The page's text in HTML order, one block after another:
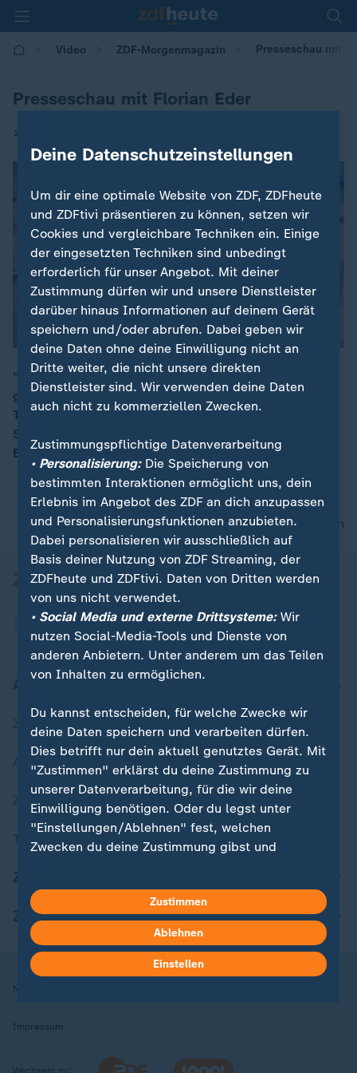
Video ZDF-Morgenmagazin Presseschau mit
Presseschau mit Florian Eder
18.08.2025 | 05:30
00:15
"Wenn Wirtschaft gegen Lebensqualität steht, dann
gewinnt oft die Wirtschaft, also die große
Tourismusindustrie", so Florian Eder von der
Süddeutschen Zeitung zur steigenden Tourismus-
Belastung.
nach oben
Zuletzt veröffentlicht
Aktuelle Sendungs-Videos
ZDFheute Stories
Themen im Überblick
ZDFheute Apps
Nutzungsbedingungen
Impressum
Wechseln zu:
Deine Datenschutzeinstellungen
Um dir eine optimale Website von ZDF, ZDFheute
und ZDFtivi präsentieren zu können, setzen wir
Cookies und vergleichbare Techniken ein. Einige
der eingesetzten Techniken sind unbedingt
erforderlich für unser Angebot. Mit deiner
Zustimmung dürfen wir und unsere Dienstleister
darüber hinaus Informationen auf deinem Gerät
speichern und/oder abrufen. Dabei geben wir
deine Daten ohne deine Einwilligung nicht an
Dritte weiter, die nicht unsere direkten
Dienstleister sind. Wir verwenden deine Daten
auch nicht zu kommerziellen Zwecken.
Zustimmungspflichtige Datenverarbeitung
• Personalisierung:Die Speicherung von
bestimmten Interaktionen ermöglicht uns, dein
Erlebnis im Angebot des ZDF an dich anzupassen
und Personalisierungsfunktionen anzubieten.
Dabei personalisieren wir ausschließlich auf
Basis deiner Nutzung von ZDF Streaming, der
ZDFheute und ZDFtivi. Daten von Dritten werden
von uns nicht verwendet.
• Social Media und externe Drittsysteme:Wir
nutzen Social-Media-Tools und Dienste von
anderen Anbietern. Unter anderem um das Teilen
von Inhalten zu ermöglichen.
Du kannst entscheiden, für welche Zwecke wir
deine Daten speichern und verarbeiten dürfen.
Dies betrifft nur dein aktuell genutztes Gerät. Mit
"Zustimmen" erklärst du deine Zustimmung zu
unserer Datenverarbeitung, für die wir deine
Einwilligung benötigen. Oder du legst unter
"Einstellungen/Ablehnen" fest, welchen
Zwecken du deine Zustimmung gibst und
in deinen Einstellungen widerrufen oder ändern.
Hier findest du das Impressum.
Weitere Informationen findest du in unserer
Datenschutzerklärung.
Zustimmen
Ablehnen
Einstellen